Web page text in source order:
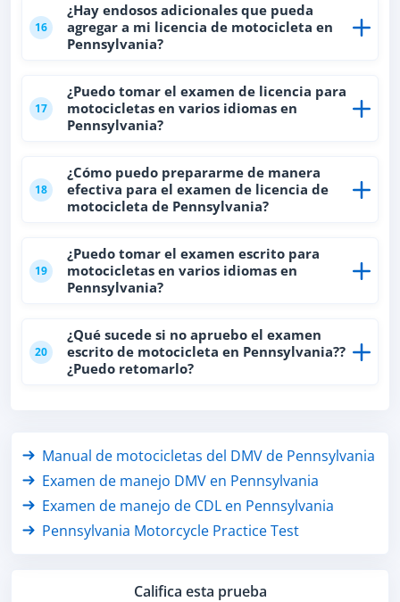
16
¿Hay endosos adicionales que pueda
agregar a mi licencia de motocicleta en
Pennsylvania?
17
¿Puedo tomar el examen de licencia para
motocicletas en varios idiomas en
Pennsylvania?
18
¿Cómo puedo prepararme de manera
efectiva para el examen de licencia de
motocicleta de Pennsylvania?
19
¿Puedo tomar el examen escrito para
motocicletas en varios idiomas en
Pennsylvania?
20
¿Qué sucede si no apruebo el examen
escrito de motocicleta en Pennsylvania??
¿Puedo retomarlo?
Califica esta prueba
Manual de motocicletas del DMV de Pennsylvania
Examen de manejo DMV en Pennsylvania
Examen de manejo de CDL en Pennsylvania
Pennsylvania Motorcycle Practice Test